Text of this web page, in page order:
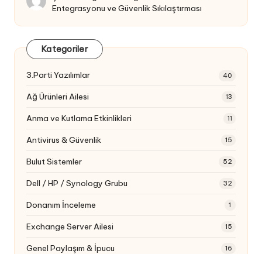
Entegrasyonu ve Güvenlik Sıkılaştırması
Kategoriler
3.Parti Yazılımlar 40
Ağ Ürünleri Ailesi 13
Anma ve Kutlama Etkinlikleri 11
Antivirus & Güvenlik 15
Bulut Sistemler 52
Dell / HP / Synology Grubu 32
Donanım İnceleme 1
Exchange Server Ailesi 15
Genel Paylaşım & İpucu 16